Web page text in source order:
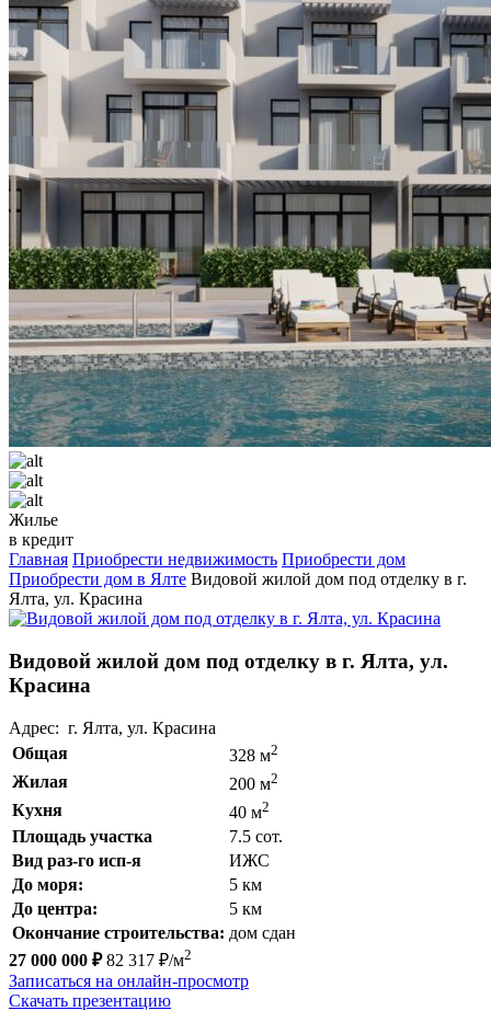
Жилье
в кредит
Главная Приобрести недвижимость Приобрести дом
Приобрести дом в Ялте Видовой жилой дом под отделку в г.
Ялта, ул. Красина
Видовой жилой дом под отделку в г. Ялта, ул.
Красина
Адрес: г. Ялта, ул. Красина
Общая
328 м2
Жилая 200 м2
Кухня 40 м2
Площадь участка
7.5 сот.
Вид раз-го исп-я
ИЖС
До моря:
5 км
До центра:
5 км
Окончание строительства: дом сдан
27 000 000 ₽ 82 317 ₽/м2
Записаться на онлайн-просмотр
Скачать презентацию